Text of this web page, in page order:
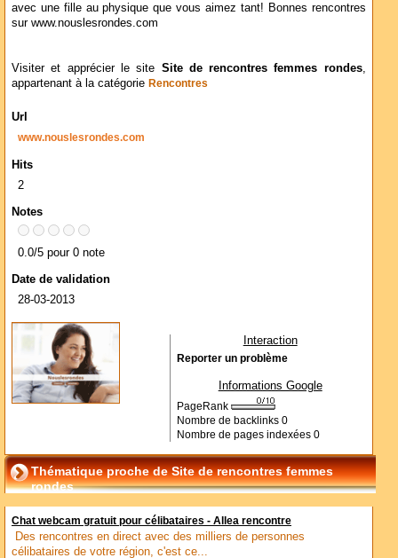
avec une fille au physique que vous aimez tant! Bonnes rencontres
sur www.nouslesrondes.com
Visiter et apprécier le site Site de rencontres femmes rondes,
appartenant à la catégorie Rencontres
Url
www.nouslesrondes.com
Hits
2
Notes
0.0/5 pour 0 note
Date de validation
28-03-2013
Interaction
Reporter un problème
Informations Google
PageRank
Nombre de backlinks 0
Nombre de pages indexées 0
Thématique proche de Site de rencontres femmes
rondes
Chat webcam gratuit pour célibataires - Allea rencontre
Des rencontres en direct avec des milliers de personnes
célibataires de votre région, c'est ce...